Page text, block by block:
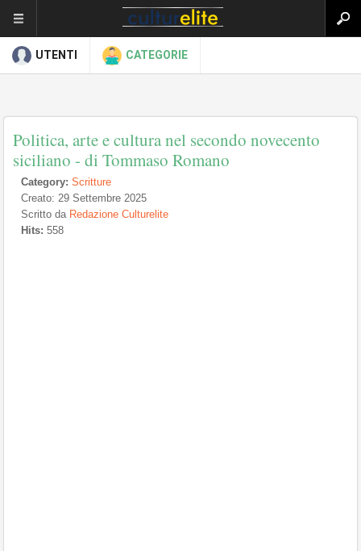
UTENTI CATEGORIE
Politica, arte e cultura nel secondo novecento
siciliano - di Tommaso Romano
Category: Scritture
Creato: 29 Settembre 2025
Scritto da Redazione Culturelite
Hits: 558